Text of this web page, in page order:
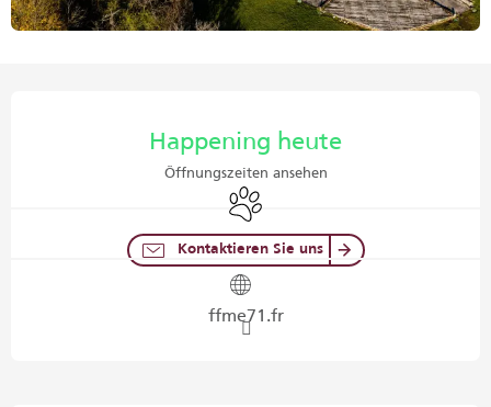
Happening heute
Öffnungszeiten ansehen
Tiere erlaubt
Kontaktieren Sie uns
ffme71.fr